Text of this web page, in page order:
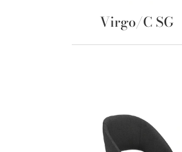
Virgo/C SG